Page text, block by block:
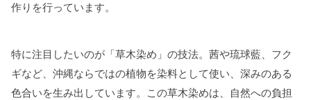
作りを行っています。
特に注目したいのが「草木染め」の技法。茜や琉球藍、フク
ギなど、沖縄ならではの植物を染料として使い、深みのある
色合いを生み出しています。この草木染めは、自然への負担